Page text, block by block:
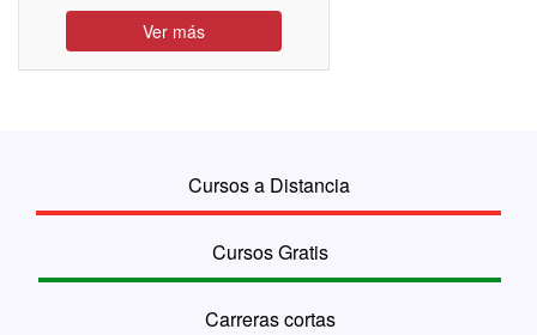
Ver más
Cursos a Distancia
Cursos Gratis
Carreras cortas